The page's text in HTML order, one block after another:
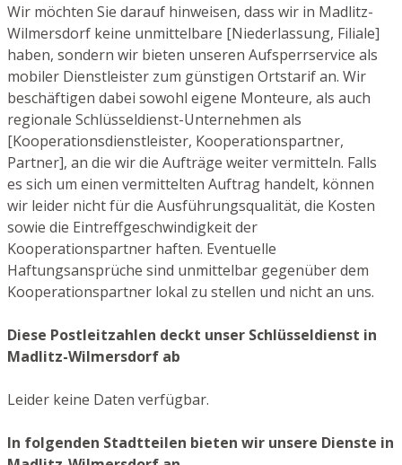
Wir möchten Sie darauf hinweisen, dass wir in Madlitz-
Wilmersdorf keine unmittelbare [Niederlassung, Filiale]
haben, sondern wir bieten unseren Aufsperrservice als
mobiler Dienstleister zum günstigen Ortstarif an. Wir
beschäftigen dabei sowohl eigene Monteure, als auch
regionale Schlüsseldienst-Unternehmen als
[Kooperationsdienstleister, Kooperationspartner,
Partner], an die wir die Aufträge weiter vermitteln. Falls
es sich um einen vermittelten Auftrag handelt, können
wir leider nicht für die Ausführungsqualität, die Kosten
sowie die Eintreffgeschwindigkeit der
Kooperationspartner haften. Eventuelle
Haftungsansprüche sind unmittelbar gegenüber dem
Kooperationspartner lokal zu stellen und nicht an uns.
Diese Postleitzahlen deckt unser Schlüsseldienst in
Madlitz-Wilmersdorf ab
Leider keine Daten verfügbar.
In folgenden Stadtteilen bieten wir unsere Dienste in